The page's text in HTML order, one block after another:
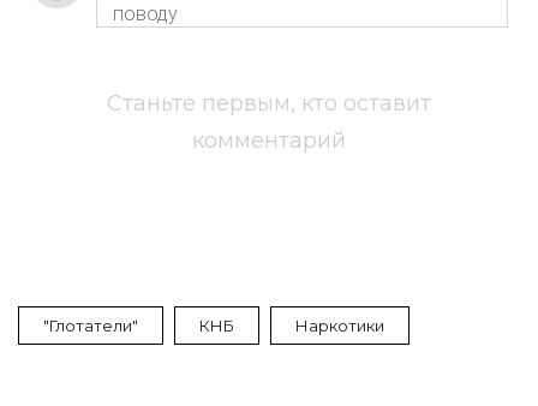
Станьте первым, кто оставит
комментарий
"глотатели" КНБ Наркотики